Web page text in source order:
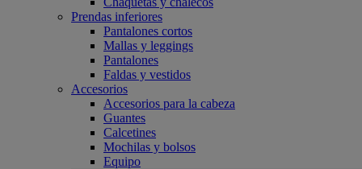
Prendas inferiores
Pantalones cortos
Mallas y leggings
Pantalones
Faldas y vestidos
Accesorios
Accesorios para la cabeza
Guantes
Calcetines
Mochilas y bolsos
Equipo